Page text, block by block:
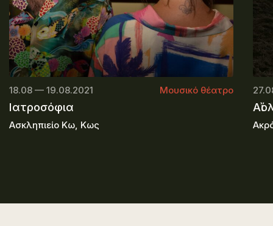
18.08 — 19.08.2021 Μουσικό θέατρο
Ιατροσόφια
Ασκληπιείο Κω, Κως